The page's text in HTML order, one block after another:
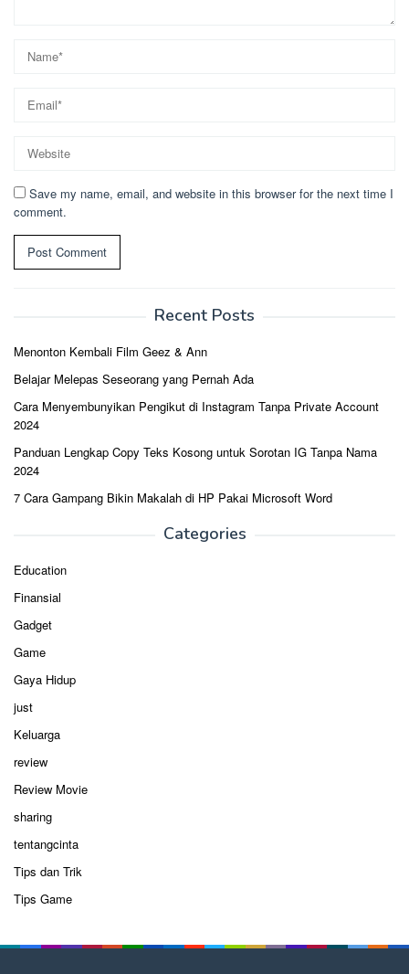
Save my name, email, and website in this browser for the next time I
comment.
Recent Posts
Menonton Kembali Film Geez & Ann
Belajar Melepas Seseorang yang Pernah Ada
Cara Menyembunyikan Pengikut di Instagram Tanpa Private Account
2024
Panduan Lengkap Copy Teks Kosong untuk Sorotan IG Tanpa Nama
2024
7 Cara Gampang Bikin Makalah di HP Pakai Microsoft Word
Categories
Education
Finansial
Gadget
Game
Gaya Hidup
just
Keluarga
review
Review Movie
sharing
tentangcinta
Tips dan Trik
Tips Game